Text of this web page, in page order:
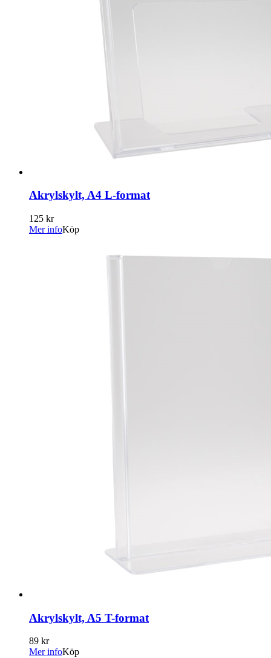
Akrylskylt, A4 L-format
125 kr
Mer infoKöp
Akrylskylt, A5 T-format
89 kr
Mer infoKöp